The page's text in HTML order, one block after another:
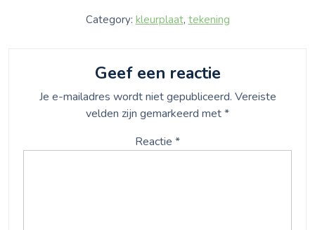
Category: kleurplaat, tekening
Geef een reactie
Je e-mailadres wordt niet gepubliceerd. Vereiste
velden zijn gemarkeerd met*
Reactie *